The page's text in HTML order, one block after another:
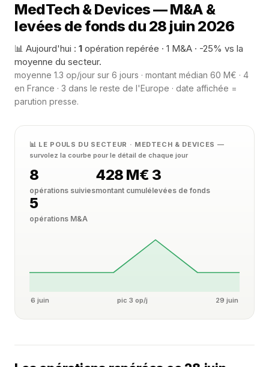
MedTech & Devices — M&A &
levées de fonds du 28 juin 2026
📊 Aujourd'hui : 1 opération repérée · 1 M&A · -25% vs la
moyenne du secteur.
moyenne 1.3 op/jour sur 6 jours · montant médian 60 M€ · 4
en France · 3 dans le reste de l'Europe · date affichée =
parution presse.
📊 LE POULS DU SECTEUR · MEDTECH & DEVICES —
survolez la courbe pour le détail de chaque jour
8
opérations suivies
428 M€
montant cumulé
3
levées de fonds
5
opérations M&A
6 juin pic 3 op/j 29 juin